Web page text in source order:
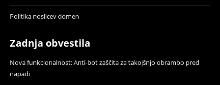
Politika nosilcev domen
Zadnja obvestila
Nova funkcionalnost: Anti-bot zaščita za takojšnjo obrambo pred
napadi